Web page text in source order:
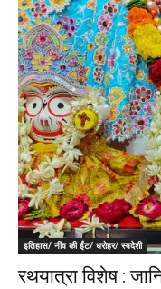
इतिहास/ नींव की ईंट/ धरोहर/ स्वदेशी
रथयात्रा विशेष :